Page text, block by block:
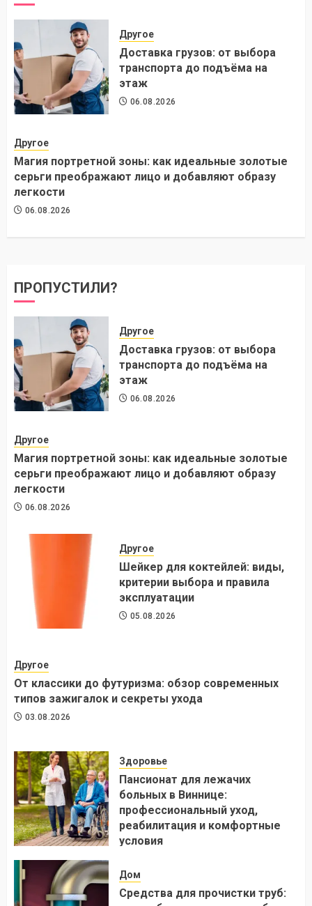
Другое
Доставка грузов: от выбора
транспорта до подъёма на
этаж
06.08.2026
Другое
Магия портретной зоны: как идеальные золотые
серьги преображают лицо и добавляют образу
легкости
06.08.2026
ПРОПУСТИЛИ?
Другое
Доставка грузов: от выбора
транспорта до подъёма на
этаж
06.08.2026
Другое
Магия портретной зоны: как идеальные золотые
серьги преображают лицо и добавляют образу
легкости
06.08.2026
Другое
Шейкер для коктейлей: виды,
критерии выбора и правила
эксплуатации
05.08.2026
Другое
От классики до футуризма: обзор современных
типов зажигалок и секреты ухода
03.08.2026
Здоровье
Пансионат для лежачих
больных в Виннице:
профессиональный уход,
реабилитация и комфортные
условия
Дом
Средства для прочистки труб: